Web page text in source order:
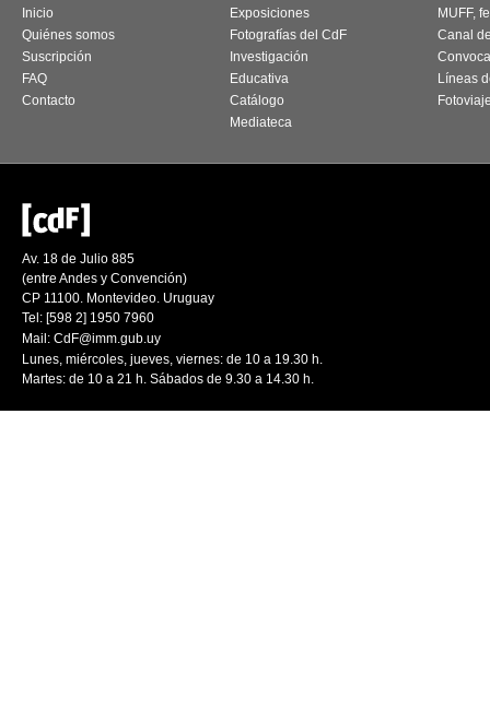
Inicio
Quiénes somos
Suscripción
FAQ
Contacto
Exposiciones
Fotografías del CdF
Investigación
Educativa
Catálogo
Mediateca
MUFF,
Canal
Líneas
Av. 18 de Julio 885
(entre Andes y Convención)
CP 11100. Montevideo. Uruguay
Tel: [598 2] 1950 7960
Mail: CdF@imm.gub.uy
Lunes, miércoles, jueves, viernes: de 10 a 19.30 h.
Martes: de 10 a 21 h. Sábados de 9.30 a 14.30 h.